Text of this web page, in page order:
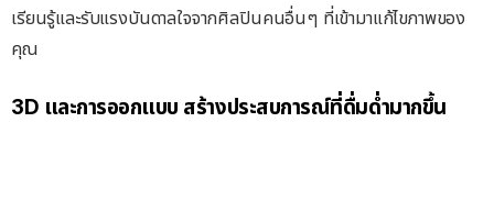
เรียนรู้และรับแรงบันดาลใจจากศิลปินคนอื่นๆ ที่เข้ามาแก้ไขภาพของ
คุณ
3D และการออกแบบ สร้างประสบการณ์ที่ดื่มด่ำมากขึ้น